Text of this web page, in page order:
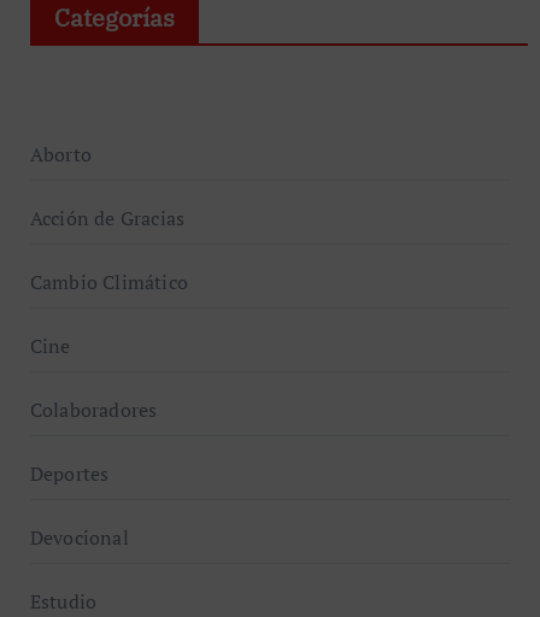
Categorías
Aborto
Acción de Gracias
Cambio Climático
Cine
Colaboradores
Deportes
Devocional
Estudio